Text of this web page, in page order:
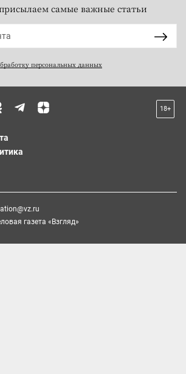
самые важные статьи
персональных данных
18+
газета «Взгляд»